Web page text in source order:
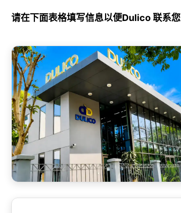
请在下面表格填写信息以便Dulico 联系您